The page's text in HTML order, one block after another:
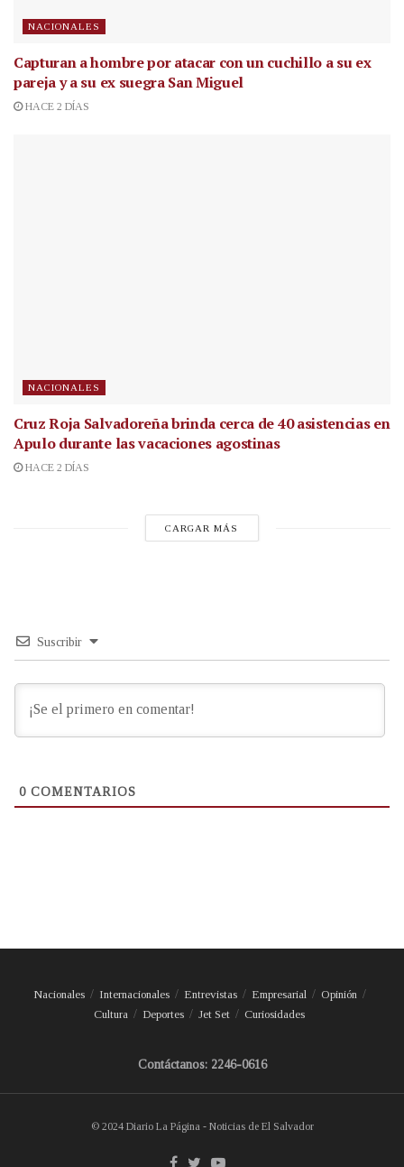
NACIONALES
Capturan a hombre por atacar con un cuchillo a su ex
pareja y a su ex suegra San Miguel
HACE 2 DÍAS
NACIONALES
Cruz Roja Salvadoreña brinda cerca de 40 asistencias en
Apulo durante las vacaciones agostinas
HACE 2 DÍAS
CARGAR MÁS
Suscribir
0 COMENTARIOS
Nacionales Internacionales Entrevistas Empresarial
Opinión
Cultura
Deportes Jet Set Curiosidades
Contáctanos: 2246-0616
© 2024 Diario La Página - Noticias de El Salvador